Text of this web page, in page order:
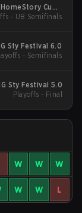
HomeStory Cup -
Cup XXVIII
- UB Semifinals
Sty Festival 6.0
- Semifinals
Sty Festival 5.0
Playoffs - Final
W W W
W W L